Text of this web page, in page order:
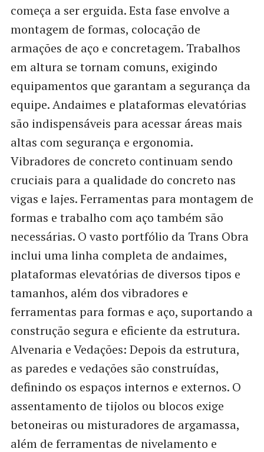
começa a ser erguida. Esta fase envolve a
montagem de formas, colocação de
armações de aço e concretagem. Trabalhos
em altura se tornam comuns, exigindo
equipamentos que garantam a segurança da
equipe. Andaimes e plataformas elevatórias
são indispensáveis para acessar áreas mais
altas com segurança e ergonomia.
Vibradores de concreto continuam sendo
cruciais para a qualidade do concreto nas
vigas e lajes. Ferramentas para montagem de
formas e trabalho com aço também são
necessárias. O vasto portfólio da Trans Obra
inclui uma linha completa de andaimes,
plataformas elevatórias de diversos tipos e
tamanhos, além dos vibradores e
ferramentas para formas e aço, suportando a
construção segura e eficiente da estrutura.
Alvenaria e Vedações: Depois da estrutura,
as paredes e vedações são construídas,
definindo os espaços internos e externos. O
assentamento de tijolos ou blocos exige
betoneiras ou misturadores de argamassa,
além de ferramentas de nivelamento e